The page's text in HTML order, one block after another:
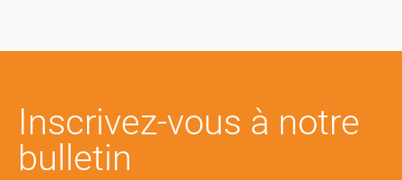
Inscrivez-vous à notre
bulletin